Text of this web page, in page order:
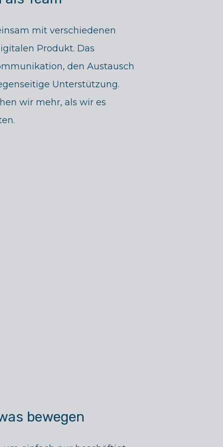
mit verschiedenen
Produkt. Das
den Austausch
Unterstützung.
wir mehr, als wir es
bewegen